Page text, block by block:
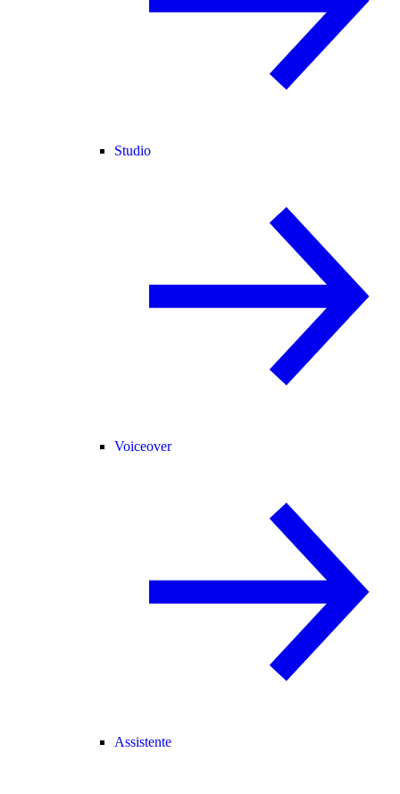
Studio
Voiceover
Assistente